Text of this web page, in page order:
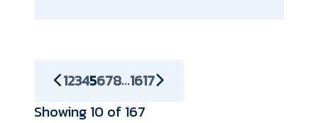
12345678...1617
Showing 10 of 167